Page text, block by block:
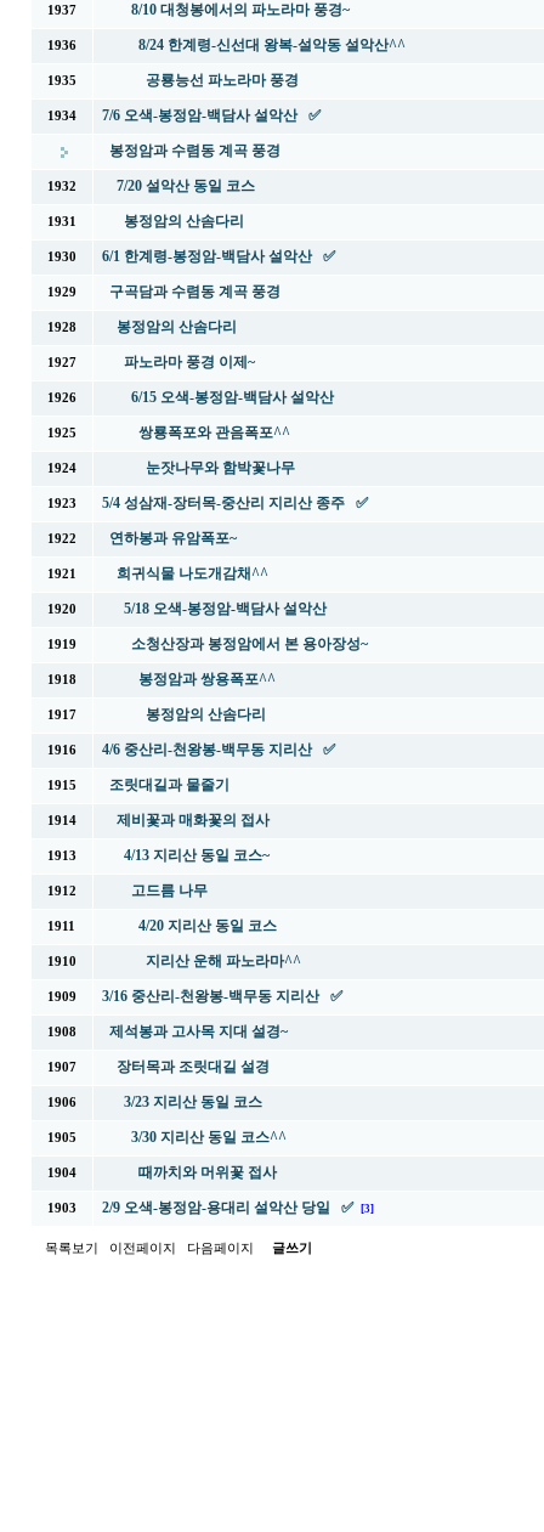
1937 8/10 대청봉에서의 파노라마 풍경~
1936 8/24 한계령-신선대 왕복-설악동 설악산^^
1935 공룡능선 파노라마 풍경
1934 7/6 오색-봉정암-백담사 설악산 ✅
봉정암과 수렴동 계곡 풍경
1932 7/20 설악산 동일 코스
1931 봉정암의 산솜다리
1930 6/1 한계령-봉정암-백담사 설악산 ✅
1929 구곡담과 수렴동 계곡 풍경
1928 봉정암의 산솜다리
1927 파노라마 풍경 이제~
1926 6/15 오색-봉정암-백담사 설악산
1925 쌍룡폭포와 관음폭포^^
1924 눈잣나무와 함박꽃나무
1923 5/4 성삼재-장터목-중산리 지리산 종주 ✅
1922 연하봉과 유암폭포~
1921 희귀식물 나도개감채^^
1920 5/18 오색-봉정암-백담사 설악산
1919 소청산장과 봉정암에서 본 용아장성~
1918 봉정암과 쌍용폭포^^
1917 봉정암의 산솜다리
1916 4/6 중산리-천왕봉-백무동 지리산 ✅
1915 조릿대길과 물줄기
1914 제비꽃과 매화꽃의 접사
1913 4/13 지리산 동일 코스~
1912 고드름 나무
1911 4/20 지리산 동일 코스
1910 지리산 운해 파노라마^^
1909 3/16 중산리-천왕봉-백무동 지리산 ✅
1908 제석봉과 고사목 지대 설경~
1907 장터목과 조릿대길 설경
1906 3/23 지리산 동일 코스
1905 3/30 지리산 동일 코스^^
1904 때까치와 머위꽃 접사
1903 2/9 오색-봉정암-용대리 설악산 당일 ✅ [3]
목록보기 이전페이지 다음페이지 글쓰기